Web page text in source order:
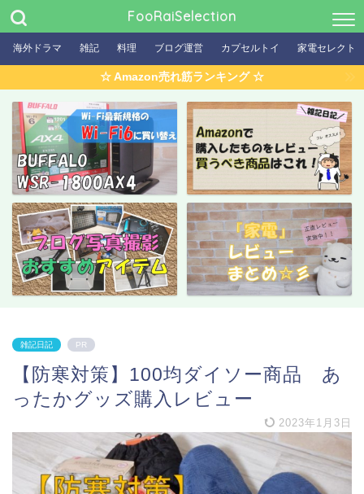
FooRaiSelection
海外ドラマ 雑記 料理 ブログ運営 カプセルトイ 家電セレクト
☆ Amazon売れ筋ランキング ☆
雑記日記 PR
【防寒対策】100均ダイソー商品 あ
ったかグッズ購入レビュー
2023年1月3日